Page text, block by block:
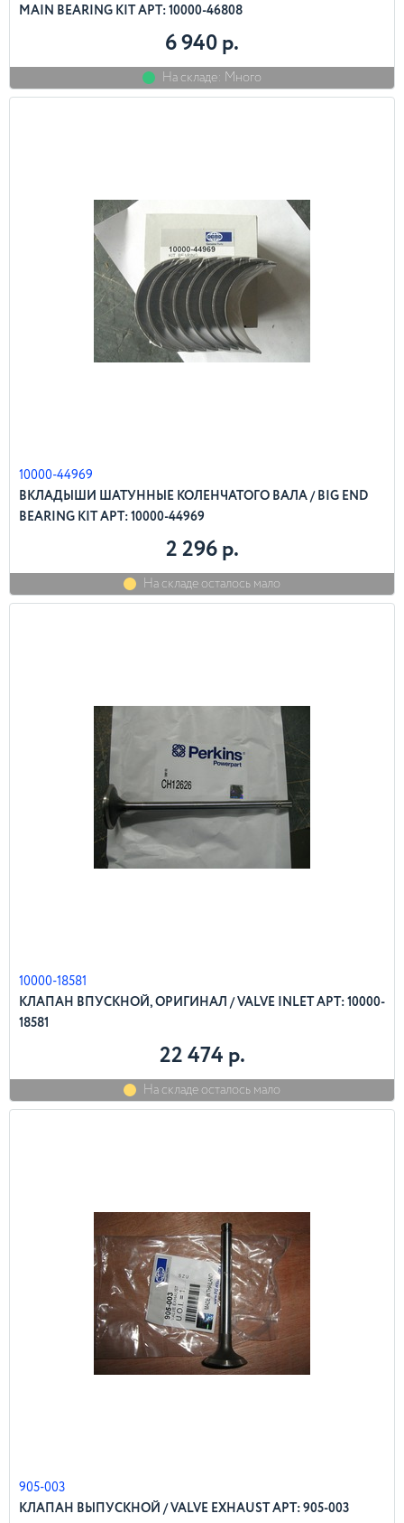
MAIN BEARING KIT АРТ: 10000-46808
6 940 р.
На складе: Много
10000-44969
ВКЛАДЫШИ ШАТУННЫЕ КОЛЕНЧАТОГО ВАЛА / BIG END
BEARING KIT АРТ: 10000-44969
2 296 р.
На складе осталось мало
10000-18581
КЛАПАН ВПУСКНОЙ, ОРИГИНАЛ / VALVE INLET АРТ: 10000-
18581
22 474 р.
На складе осталось мало
905-003
КЛАПАН ВЫПУСКНОЙ / VALVE EXHAUST АРТ: 905-003